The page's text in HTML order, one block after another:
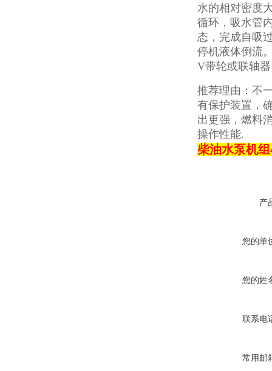
水的相对密度
循环，吸水管
态，完成自吸
停机液体倒流
V带轮或联轴
推荐理由：不
有保护装置，
出更强，燃料
操作性能.
柴油水泵机
产
您的单
您的姓
联系电
常用邮